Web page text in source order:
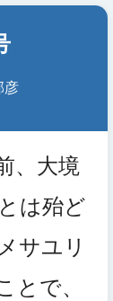
彦
、大境
は殆ど
サユリ
とで、